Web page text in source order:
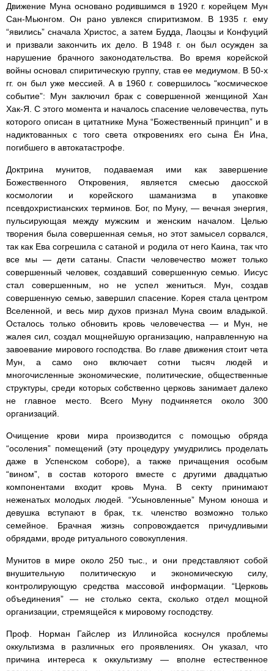
Движение Муна основано родившимся в 1920 г. корейцем Мун
Сан-Мьюнгом. Он рано увлекся спиритизмом. В 1935 г. ему
“явились” сначала Христос, а затем Будда, Лаоцзы и Конфуций
и призвали закончить их дело. В 1948 г. он был осужден за
нарушение брачного законодательства. Во время корейской
войны основал спиритическую группу, став ее медиумом. В 50-х
гг. он был уже мессией. А в 1960 г. совершилось “космическое
событие”: Мун заключил брак с совершенной женщиной Хан
Хак-Я. С этого момента и началось спасение человечества, путь
которого описан в цитатнике Муна “Божественный принцип” и в
надиктованных с того света откровениях его сына Ён Ина,
погибшего в автокатастрофе.
Доктрина мунитов, подаваемая ими как завершение
Божественного Откровения, является смесью даосской
космологии и корейского шаманизма в упаковке
псевдохристианских терминов. Бог, по Муну, — вечная энергия,
пульсирующая между мужским и женским началом. Целью
творения была совершенная семья, но этот замысел сорвался,
так как Ева согрешила с сатаной и родила от него Каина, так что
все мы — дети сатаны. Спасти человечество может только
совершенный человек, создавший совершенную семью. Иисус
стал совершенным, но не успел жениться. Мун, создав
совершенную семью, завершил спасение. Корея стала центром
Вселенной, и весь мир духов признал Муна своим владыкой.
Осталось только обновить кровь человечества — и Мун, не
жалея сил, создал мощнейшую организацию, направленную на
завоевание мирового господства. Во главе движения стоит чета
Мун, а само оно включает сотни тысяч людей и
многочисленные экономические, политические, общественные
структуры, среди которых собственно церковь занимает далеко
не главное место. Всего Муну подчиняется около 300
организаций.
Очищение крови мира производится с помощью обряда
“осоления” помещений (эту процедуру умудрились проделать
даже в Успенском соборе), а также причащения особым
“вином”, в состав которого вместе с другими двадцатью
компонентами входит кровь Муна. В секту принимают
неженатых молодых людей. “Усыновленные” Муном юноша и
девушка вступают в брак, т.к. членство возможно только
семейное. Брачная жизнь сопровождается причудливыми
обрядами, вроде ритуального совокупления.
Мунитов в мире около 250 тыс., и они представляют собой
внушительную политическую и экономическую силу,
контролирующую средства массовой информации. “Церковь
объединения” — не столько секта, сколько отдел мощной
организации, стремящейся к мировому господству.
Проф. Норман Гайслер из Иллинойса коснулся проблемы
оккультизма в различных его проявлениях. Он указал, что
причина интереса к оккультизму — вполне естественное